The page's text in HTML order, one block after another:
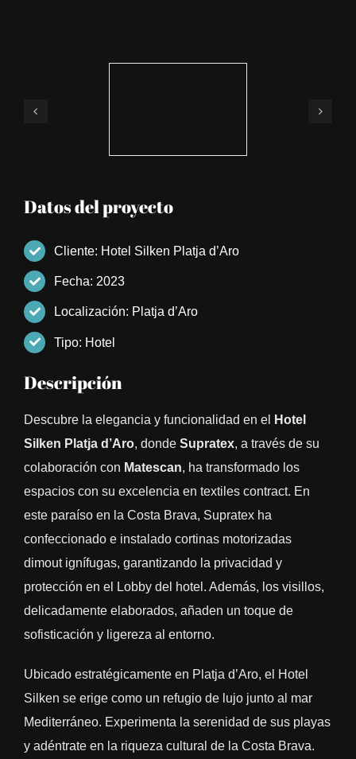
Datos del proyecto
Cliente: Hotel Silken Platja d’Aro
Fecha: 2023
Localización: Platja d’Aro
Tipo: Hotel
Descripción
Descubre la elegancia y funcionalidad en el
Hotel
Silken Platja d’Aro, donde Supratex, a través de su
colaboración con Matescan, ha transformado los
espacios con su excelencia en textiles contract. En
este paraíso en la Costa Brava, Supratex ha
confeccionado e instalado cortinas motorizadas
dimout ignífugas, garantizando la privacidad y
protección en el Lobby del hotel. Además, los visillos,
delicadamente elaborados, añaden un toque de
sofisticación y ligereza al entorno.
Ubicado estratégicamente en Platja d’Aro, el Hotel
Silken se erige como un refugio de lujo junto al mar
Mediterráneo. Experimenta la serenidad de sus playas
y adéntrate en la riqueza cultural de la Costa Brava.